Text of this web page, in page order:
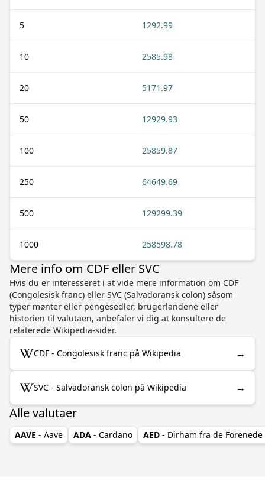
5 1292.99
10 2585.98
20 5171.97
50 12929.93
100 25859.87
250 64649.69
500 129299.39
1000 258598.78
Mere info om CDF eller SVC
Hvis du er interesseret i at vide mere information om CDF
(Congolesisk franc) eller SVC (Salvadoransk colon) såsom
typer mønter eller pengesedler, brugerlandene eller
historien til valutaen, anbefaler vi dig at konsultere de
relaterede Wikipedia-sider.
CDF - Congolesisk franc på Wikipedia →
SVC - Salvadoransk colon på Wikipedia →
Alle valutaer
AAVE - Aave ADA - Cardano AED - Dirham fra de